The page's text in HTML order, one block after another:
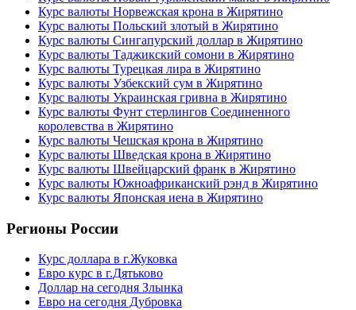
Курс валюты Норвежская крона в Жирятино
Курс валюты Польский злотый в Жирятино
Курс валюты Сингапурский доллар в Жирятино
Курс валюты Таджикский сомони в Жирятино
Курс валюты Турецкая лира в Жирятино
Курс валюты Узбекский сум в Жирятино
Курс валюты Украинская гривна в Жирятино
Курс валюты Фунт стерлингов Соединенного
королевства в Жирятино
Курс валюты Чешская крона в Жирятино
Курс валюты Шведская крона в Жирятино
Курс валюты Швейцарский франк в Жирятино
Курс валюты Южноафриканский рэнд в Жирятино
Курс валюты Японская иена в Жирятино
Регионы России
Курс доллара в г.Жуковка
Евро курс в г.Дятьково
Доллар на сегодня Злынка
Евро на сегодня Дубровка